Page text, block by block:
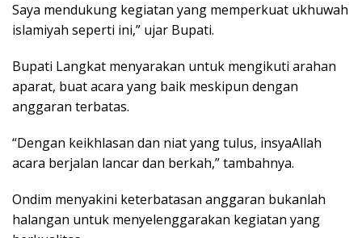
Saya mendukung kegiatan yang memperkuat ukhuwah
islamiyah seperti ini,” ujar Bupati.
Bupati Langkat menyarakan untuk mengikuti arahan
aparat, buat acara yang baik meskipun dengan
anggaran terbatas.
“Dengan keikhlasan dan niat yang tulus, insyaAllah
acara berjalan lancar dan berkah,” tambahnya.
Ondim menyakini keterbatasan anggaran bukanlah
halangan untuk menyelenggarakan kegiatan yang